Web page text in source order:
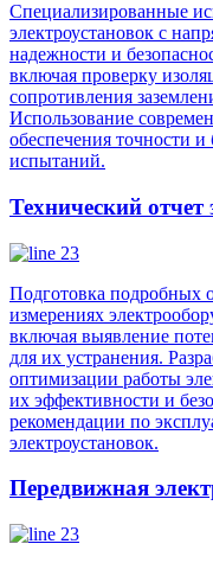
Специализированные
электроустановок с
надежности и
включая проверку
сопротивления
Использование
обеспечения точности
испытаний.
Технический
Подготовка подробных
измерениях
включая выявление
для их устранения.
оптимизации работы
их эффективности и
рекомендации по
электроустановок.
Передвижная